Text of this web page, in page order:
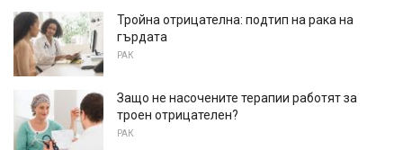
Тройна отрицателна: подтип на рака на
гърдата
РАК
Защо не насочените терапии работят за
троен отрицателен?
РАК